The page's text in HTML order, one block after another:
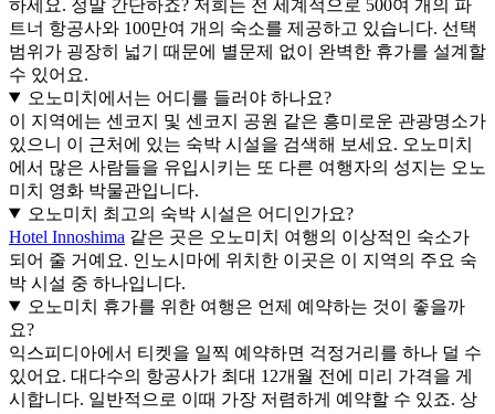
하세요. 정말 간단하죠? 저희는 전 세계적으로 500여 개의 파
트너 항공사와 100만여 개의 숙소를 제공하고 있습니다. 선택
범위가 굉장히 넓기 때문에 별문제 없이 완벽한 휴가를 설계할
수 있어요.
오노미치에서는 어디를 들러야 하나요?
이 지역에는 센코지 및 센코지 공원 같은 흥미로운 관광명소가
있으니 이 근처에 있는 숙박 시설을 검색해 보세요. 오노미치
에서 많은 사람들을 유입시키는 또 다른 여행자의 성지는 오노
미치 영화 박물관입니다.
오노미치 최고의 숙박 시설은 어디인가요?
Hotel Innoshima 같은 곳은 오노미치 여행의 이상적인 숙소가
되어 줄 거예요. 인노시마에 위치한 이곳은 이 지역의 주요 숙
박 시설 중 하나입니다.
오노미치 휴가를 위한 여행은 언제 예약하는 것이 좋을까
요?
익스피디아에서 티켓을 일찍 예약하면 걱정거리를 하나 덜 수
있어요. 대다수의 항공사가 최대 12개월 전에 미리 가격을 게
시합니다. 일반적으로 이때 가장 저렴하게 예약할 수 있죠. 상